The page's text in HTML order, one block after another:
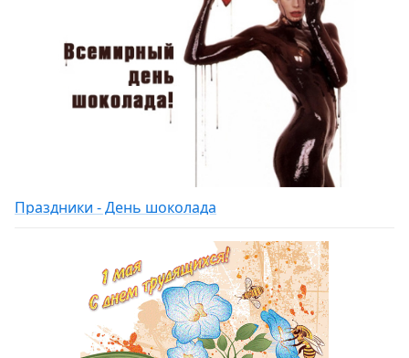
Праздники - День шоколада